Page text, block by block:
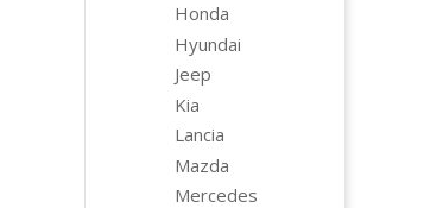
Honda
Hyundai
Jeep
Kia
Lancia
Mazda
Mercedes